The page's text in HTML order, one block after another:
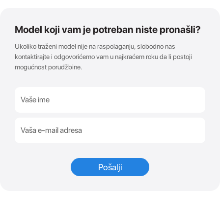
Model koji vam je potreban niste pronašli?
Ukoliko traženi model nije na raspolaganju, slobodno nas
kontaktirajte i odgovorićemo vam u najkraćem roku da li postoji
mogućnost porudžbine.